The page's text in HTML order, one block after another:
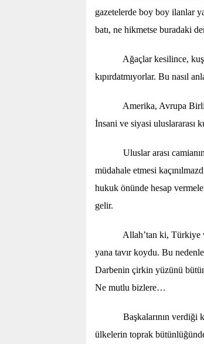
gazetelerde boy boy ilanlar
batı, ne hikmetse buradaki
Ağaçlar kesilince, kuşlar
kıpırdatmıyorlar. Bu nasıl
Amerika, Avrupa Birliği,
İnsani ve siyasi uluslararası
Uluslar arası camianın
müdahale etmesi
hukuk önünde hesap
gelir.
Allah’tan ki, Türkiye var.
yana tavır koydu. Bu
Darbenin çirkin yüzünü
Ne mutlu bizlere…
Başkalarının verdiği
ülkelerin toprak